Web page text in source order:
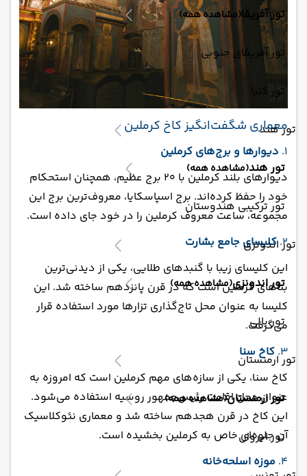
تور آفریقا(مشاهده همه)
تور آفریقای جنوبی
تور کنیا
تور هند
تور هند(مشاهده همه)
تور ترکیبی هندوستان
تور اندونزی
تور اندونزی(مشاهده همه)
تور بالی
تور ارمنستان
تور ارمنستان(مشاهده همه)
تور ایروان
معماری شگفت‌انگیز کاخ کرملین
1. دیوارها و برج‌های کرملین
دیوارهای بلند کرملین با 20 برج عظیم، همچنان استحکام
خود را حفظ کرده‌اند. برج اسپاسکایا، معروف‌ترین برج این
مجموعه، ساعت معروف کرملین را در خود جای داده است.
2. کلیسای جامع بشارت
این کلیسای زیبا با گنبدهای طلایی، یکی از دیدنی‌ترین
بناهای کرملین است که در قرن پانزدهم ساخته شد. این
کلیسا به عنوان محل تاج‌گذاری تزارها مورد استفاده قرار
می‌گرفت.
3. کاخ سنا
کاخ سنا، یکی از سازه‌های مهم کرملین است که امروزه به
عنوان محل اقامت رئیس‌جمهور روسیه استفاده می‌شود.
این کاخ در قرن هجدهم ساخته شد و معماری نئوکلاسیک
آن جلوه‌ای خاص به کرملین بخشیده است.
4. موزه اسلحه‌خانه